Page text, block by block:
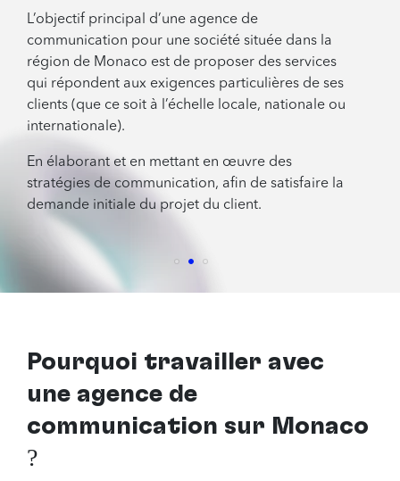
L’objectif principal d’une agence de
communication pour une société située dans la
région de Monaco est de proposer des services
qui répondent aux exigences particulières de ses
clients (que ce soit à l’échelle locale, nationale ou
internationale).
En élaborant et en mettant en œuvre des
stratégies de communication, afin de satisfaire la
demande initiale du projet du client.
Pourquoi travailler avec
une agence de
communication sur Monaco
?